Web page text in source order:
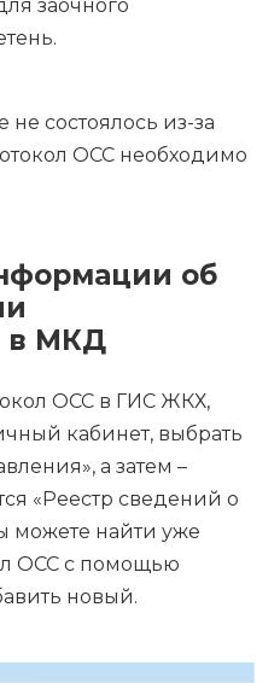
заочного
состоялось из-за
ОСС необходимо
об
в МКД
ОСС в ГИС ЖКХ,
кабинет, выбрать
а затем –
«Реестр сведений о
можете найти уже
ОСС с помощью
новый.